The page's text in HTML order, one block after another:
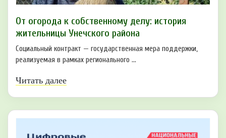
От огорода к собственному делу: история
жительницы Унечского района
Социальный контракт — государственная мера поддержки,
реализуемая в рамках регионального ...
Читать далее